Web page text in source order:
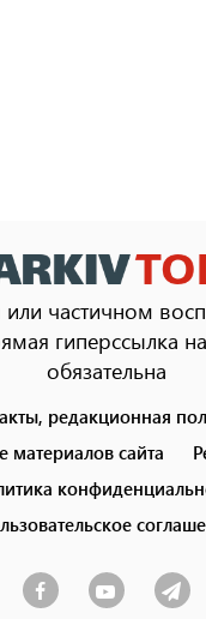
частичном
гиперссылка
обязательна
редакционная
материалов сайта